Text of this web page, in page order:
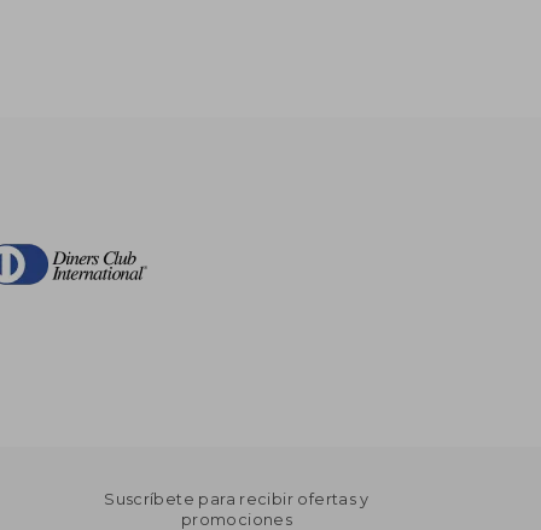
Suscríbete para recibir ofertas y
promociones